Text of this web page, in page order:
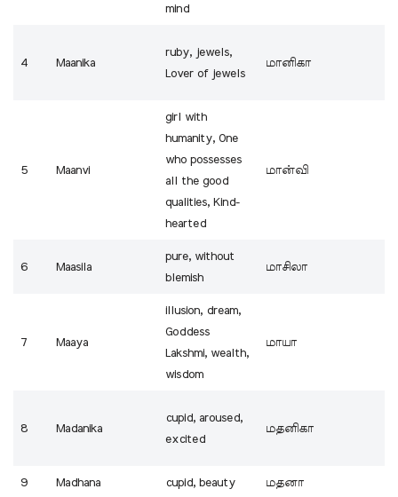
mind
4 Maanika
ruby, jewels,
Lover of jewels
மானிகா
5 Maanvi
girl with
humanity, One
who possesses
all the good
qualities, Kind-
hearted
மான்வி
6 Maasila
pure, without
blemish
மாசிலா
7 Maaya
illusion, dream,
Goddess
Lakshmi, wealth,
wisdom
மாயா
8 Madanika
cupid, aroused,
excited
மதனிகா
9 Madhana cupid, beauty மதனா